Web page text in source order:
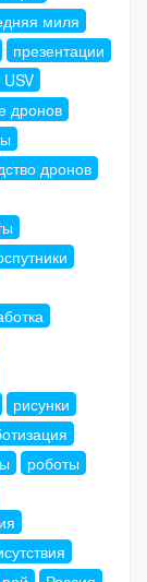
миля
презентации
дронов
дронов
рисунки
роботы